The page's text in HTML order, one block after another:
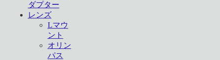
ダプター
レンズ
Lマウ
ント
オリン
パス